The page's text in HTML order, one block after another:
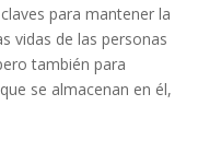
para mantener la
vidas de las personas
también para
se almacenan en él,